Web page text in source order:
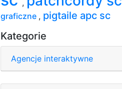
,
graficzne , pigtaile apc sc
Kategorie
Agencje interaktywne